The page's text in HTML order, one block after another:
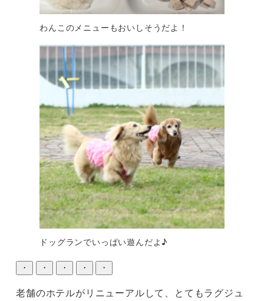
わんこのメニューもおいしそうだよ！
ドッグランでいっぱい遊んだよ♪
・ ・ ・ ・ ・
老舗のホテルがリニューアルして、とてもラグジュ